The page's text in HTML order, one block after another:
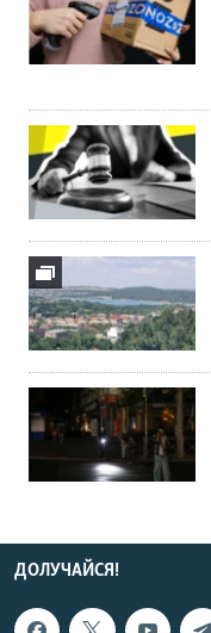
ДОЛУЧАЙСЯ!